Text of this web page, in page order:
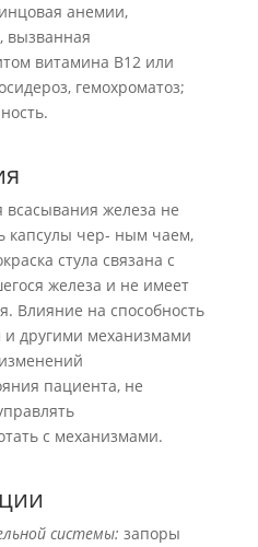
анемии,
вызванная
витамина В12 или
гемохроматоз;
железа не
капсулы чер- ным чаем,
стула связана с
железа и не имеет
Влияние на способность
и другими механизмами
пациента, не
с механизмами.
системы: запоры